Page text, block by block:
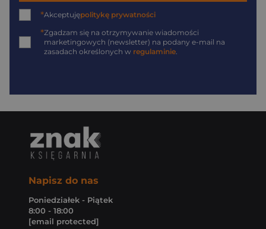
*Akceptujępolitykę prywatności
*Zgadzam się na otrzymywanie wiadomości
marketingowych (newsletter) na podany e-mail na
zasadach określonych w regulaminie
Napisz do nas
Poniedziałek - Piątek
8:00 - 18:00
[email protected]